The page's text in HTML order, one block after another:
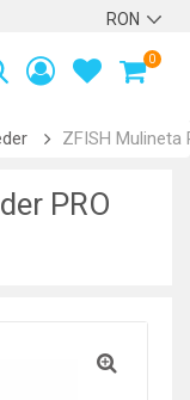
0
ZFISH Mulineta
PRO